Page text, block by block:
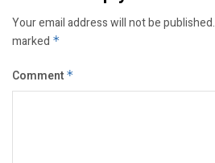
Your email address will not be published.
marked *
Comment *